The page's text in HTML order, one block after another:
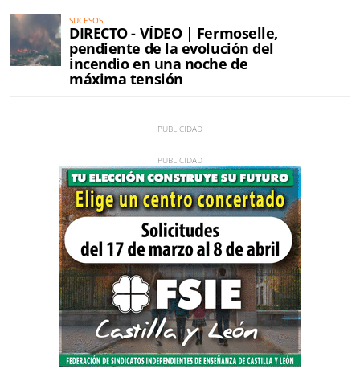
SUCESOS
DIRECTO - VÍDEO | Fermoselle,
pendiente de la evolución del
incendio en una noche de
máxima tensión